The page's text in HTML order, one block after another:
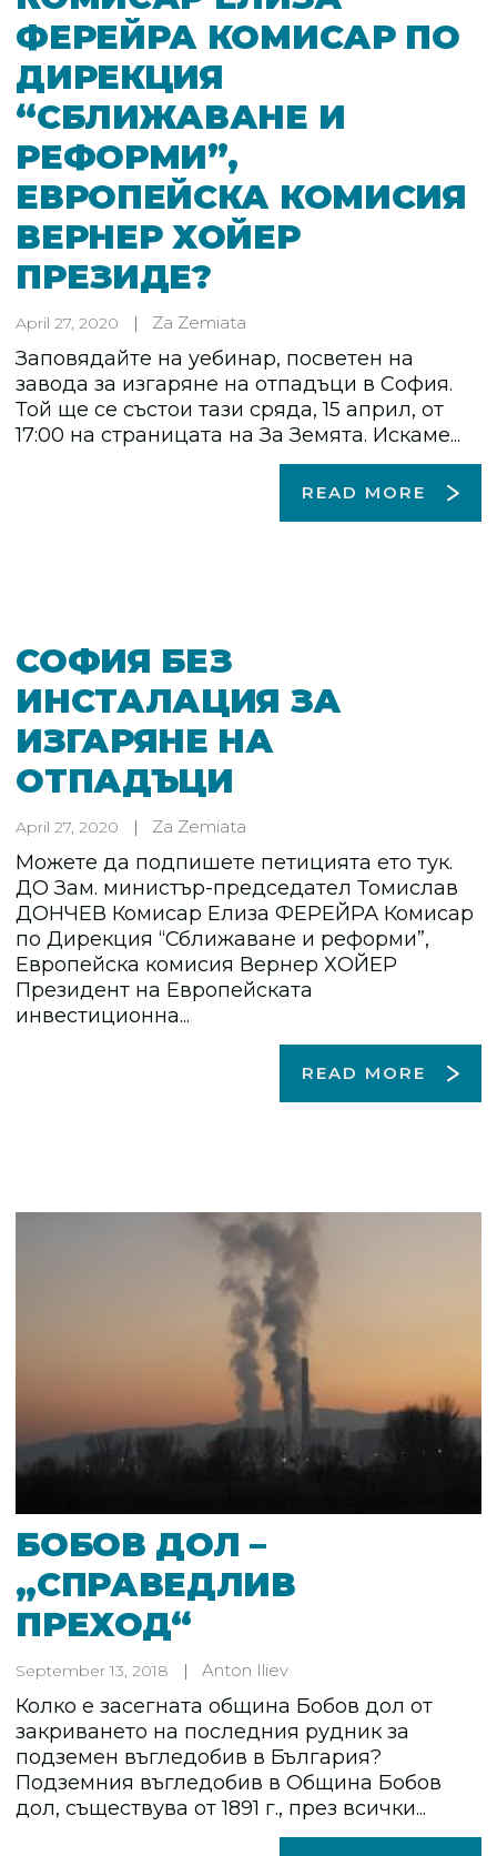
ФЕРЕЙРА КОМИСАР ПО
ДИРЕКЦИЯ
“СБЛИЖАВАНЕ И
РЕФОРМИ”,
ЕВРОПЕЙСКА КОМИСИЯ
ВЕРНЕР ХОЙЕР
ПРЕЗИДЕ?
April 27, 2020 Za Zemiata
Заповядайте на уебинар, посветен на
завода за изгаряне на отпадъци в София.
Той ще се състои тази сряда, 15 април, от
17:00 на страницата на За Земята. Искаме...
READ MORE
СОФИЯ БЕЗ
ИНСТАЛАЦИЯ ЗА
ИЗГАРЯНЕ НА
ОТПАДЪЦИ
April 27, 2020 Za Zemiata
Можете да подпишете петицията ето тук.
ДО Зам. министър-председател Томислав
ДОНЧЕВ Комисар Елиза ФЕРЕЙРА Комисар
по Дирекция “Сближаване и реформи”,
Европейска комисия Вернер ХОЙЕР
Президент на Европейската
инвестиционна...
READ MORE
БОБОВ ДОЛ –
„СПРАВЕДЛИВ
ПРЕХОД“
September 13, 2018 Anton Iliev
Колко е засегната община Бобов дол от
закриването на последния рудник за
подземен въгледобив в България?
Подземния въгледобив в Община Бобов
дол, съществува от 1891 г., през всички...